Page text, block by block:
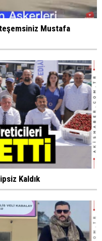
Mustafa
Kaldık